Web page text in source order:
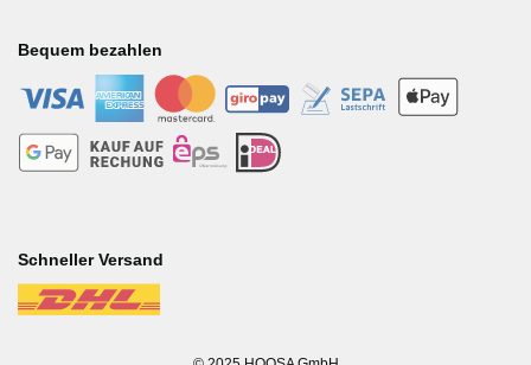
Bequem bezahlen
-
- - - -
- - - -
Schneller Versand